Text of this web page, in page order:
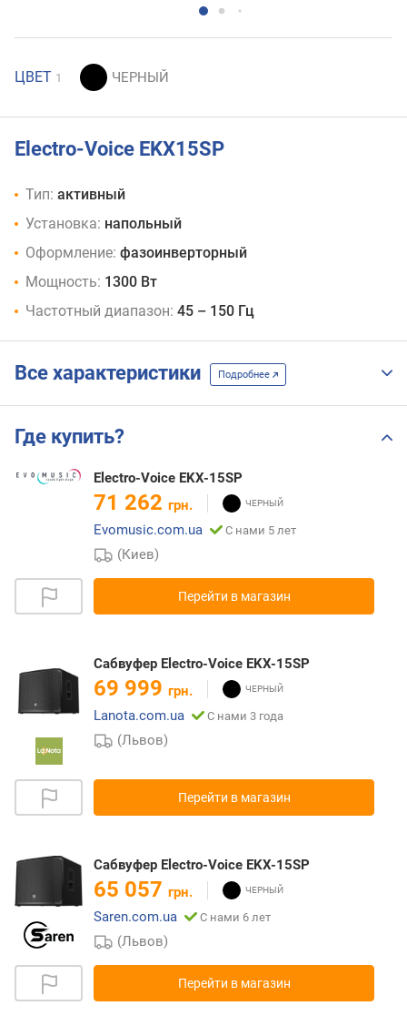
ЦВЕТ 1
Electro-Voice EKX15SP
Тип: активный
Установка: напольный
Оформление: фазоинверторный
Мощность: 1300 Вт
Частотный диапазон: 45 – 150 Гц
Все характеристики Подробнее
Где купить?
Electro-Voice EKX-15SP
71 262 грн.
Evomusic.com.ua
С нами 5 лет
(Киев)
Перейти в магазин
Сабвуфер Electro-Voice EKX-15SP
69 999 грн.
Lanota.com.ua
С нами 3 года
(Львов)
Перейти в магазин
Сабвуфер Electro-Voice EKX-15SP
65 057 грн.
Saren.com.ua
С нами 6 лет
(Львов)
Перейти в магазин